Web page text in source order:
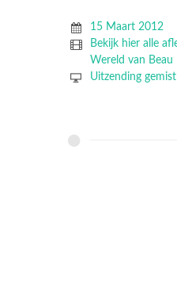
15 Maart 2012
Bekijk hier alle
Wereld van Beau
Uitzending